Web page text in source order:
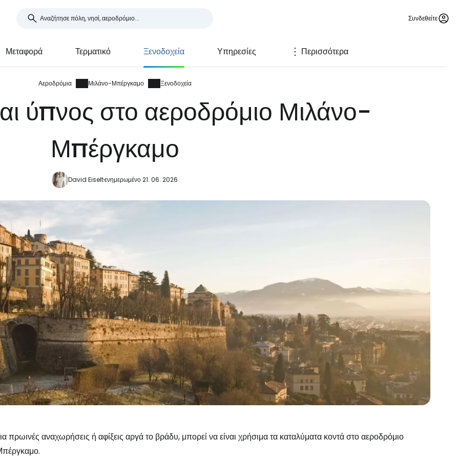
Συνδεθείτε
Μεταφορά Τερματικό Ξενοδοχεία Υπηρεσίες Περισσότερα
Αεροδρόμια Μιλάνο-Μπέργκαμο Ξενοδοχεία
ύπνος στο αεροδρόμιο Μιλάνο-
Μπέργκαμο
David Eiseltενημερωμένο 21. 06. 2026
πρωινές αναχωρήσεις ή αφίξεις αργά το βράδυ, μπορεί να είναι χρήσιμα τα καταλύματα κοντά στο αεροδρόμιο